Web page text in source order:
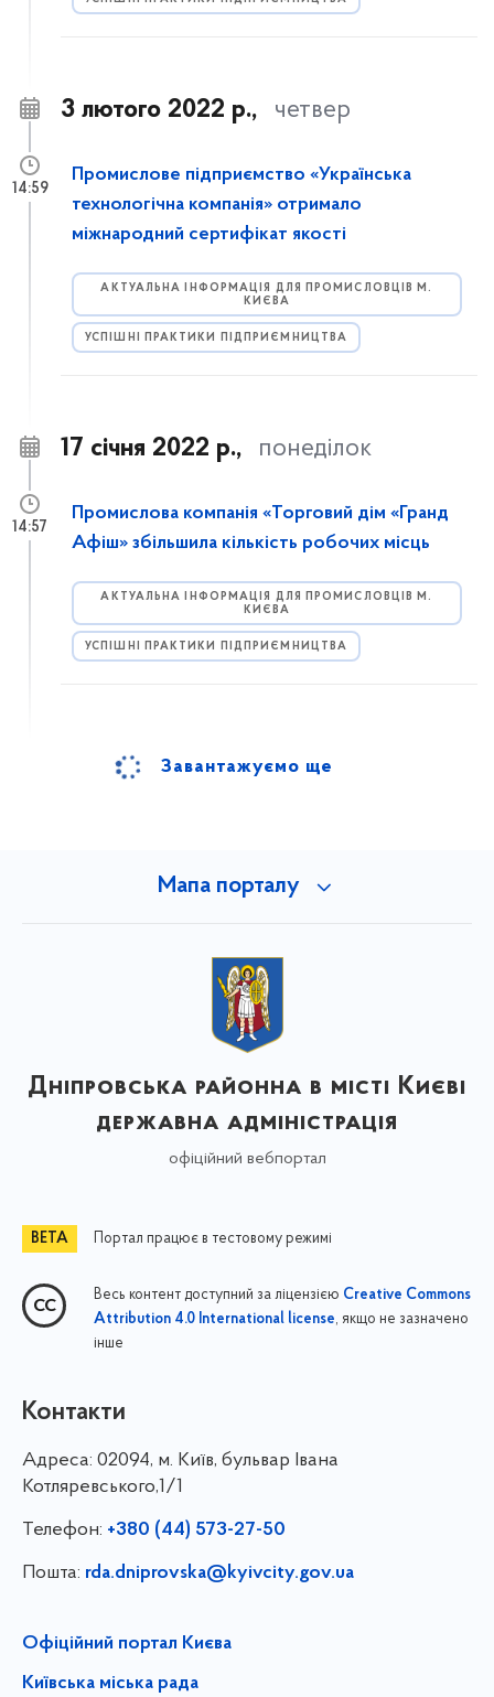
3 лютого 2022 р., четвер
Промислове підприємство «Українська
технологічна компанія» отримало
міжнародний сертифікат якості
АКТУАЛЬНА ІНФОРМАЦІЯ ДЛЯ ПРОМИСЛОВЦІВ М.
КИЄВА
УСПІШНІ ПРАКТИКИ ПІДПРИЄМНИЦТВА
14:59
17 січня 2022 р., понеділок
Промислова компанія «Торговий дім «Гранд
Афіш» збільшила кількість робочих місць
АКТУАЛЬНА ІНФОРМАЦІЯ ДЛЯ ПРОМИСЛОВЦІВ М.
КИЄВА
УСПІШНІ ПРАКТИКИ ПІДПРИЄМНИЦТВА
14:57
Завантажуємо ще
Мапа порталу
Дніпровська районна в місті Києві
державна адміністрація
офіційний вебпортал
Портал працює в тестовому режимі
Весь контент доступний за ліцензією Creative Commons
Attribution 4.0 International license, якщо не зазначено
інше
Контакти
Адреса: 02094, м. Київ, бульвар Івана
Котляревського,1/1
Телефон: +380 (44) 573-27-50
Пошта: rda.dniprovska@kyivcity.gov.ua
Офіційний портал Києва
Київська міська рада